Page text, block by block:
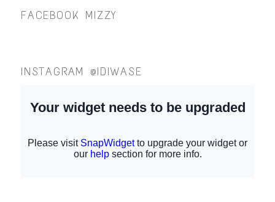
FACEBOOK MIZZY
INSTAGRAM @IDIWASE